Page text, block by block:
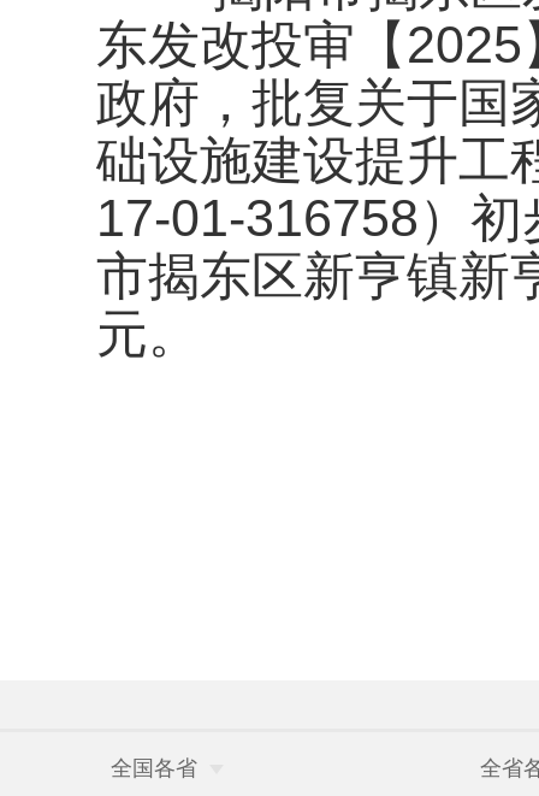
东发改投审【
政府 ，批复关于国
础设施建设提升工
17-01-316758）
市揭东区新亨镇新
元。
全国各省 全省